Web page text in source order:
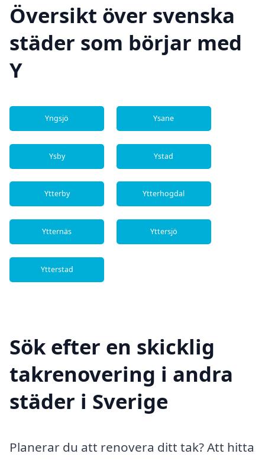
Översikt över svenska
städer som börjar med
Y
Yngsjö Ysane
Ysby Ystad
Ytterby Ytterhogdal
Ytternäs Yttersjö
Ytterstad
Sök efter en skicklig
takrenovering i andra
städer i Sverige
Planerar du att renovera ditt tak? Att hitta